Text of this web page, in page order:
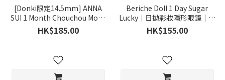
[Donki限定14.5mm] ANNA
SUI 1 Month Chouchou Motif
｜月拋彩妝隱形眼鏡｜每盒2片
HK$185.00
Beriche Doll 1 Day Sugar
Lucky｜日拋彩妝隱形眼鏡｜每
盒10片
HK$155.00